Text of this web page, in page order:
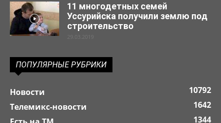
11 многодетных семей
Уссурийска получили землю под
строительство
29.03.2019
ПОПУЛЯРНЫЕ РУБРИКИ
Новости
10792
Телемикс-новости
1642
1344